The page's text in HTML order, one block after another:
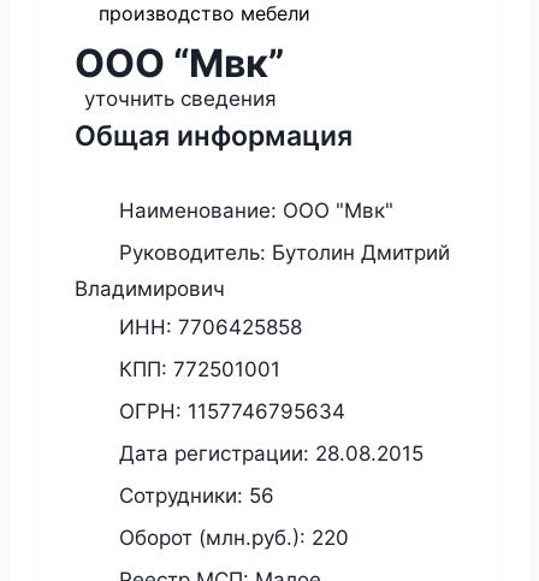
производство мебели
ООО “Мвк”
уточнить сведения
Общая информация
Наименование: ООО "Мвк"
Руководитель: Бутолин Дмитрий
Владимирович
ИНН: 7706425858
КПП: 772501001
ОГРН: 1157746795634
Дата регистрации: 28.08.2015
Сотрудники: 56
Оборот (млн.руб.): 220